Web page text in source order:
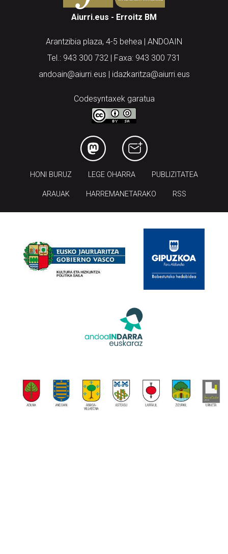
Aiurri.eus - Erroitz BM
Arantzibia plaza, 4-5 behea | ANDOAIN
Tel.: 943 300 732 | Faxa: 943 300 731
andoain@aiurri.eus | idazkaritza@aiurri.eus
Codesyntaxek garatua
HONI BURUZ LEGE OHARRA PUBLIZITATEA
ARAUAK HARREMANETARAKO RSS